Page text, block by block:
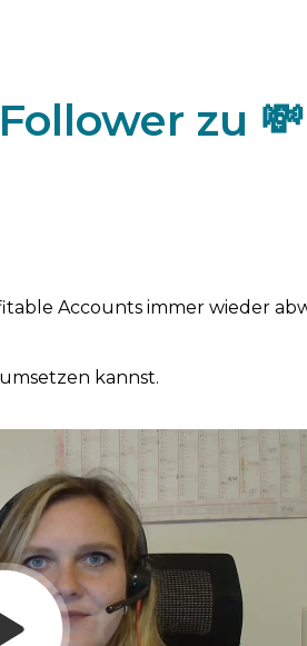
zu 💸
Accounts immer wieder
kannst.